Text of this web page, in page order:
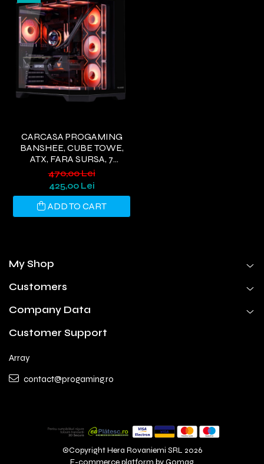
CARCASA PROGAMING
BANSHEE, CUBE TOWE,
ATX, FARA SURSA, 7
VENTILATOARE ARGB,
NEGRU
470,00 Lei
425,00 Lei
ADD TO CART
My Shop
Customers
Company Data
Customer Support
Array
contact@progaming.ro
©Copyright Hera Rovaniemi SRL 2026